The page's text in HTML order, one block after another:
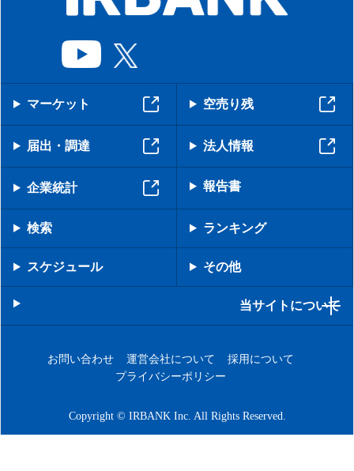
マーケット 空売り残
届出・調達 法人情報
企業統計 報告書
検索 ランキング
スケジュール その他
当サイトについて
お問い合わせ 運営会社について
採用について
プライバシーポリシー
Copyright © IRBANK Inc. All Rights Reserved.